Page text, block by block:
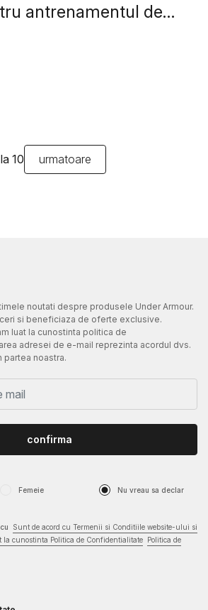
antrenamentul de
10 urmatoare
noutati despre produsele Under Armour.
si beneficiaza de oferte exclusive.
luat la cunostinta politica de
adresei de e-mail reprezinta acordul dvs.
partea noastra.
Femeie Nu vreau sa declar
confirma
Sunt de acord cu Termenii si Conditiile website-ului si
cunostinta Politica de Confidentialitate Politica de